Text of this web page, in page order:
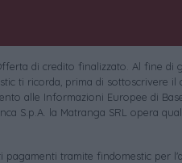
di credito finalizzato. Al fine di
ti ricorda, prima di sottoscrivere
alle Informazioni Europee di
S.p.A. la Matranga SRL opera
tramite findomestic per